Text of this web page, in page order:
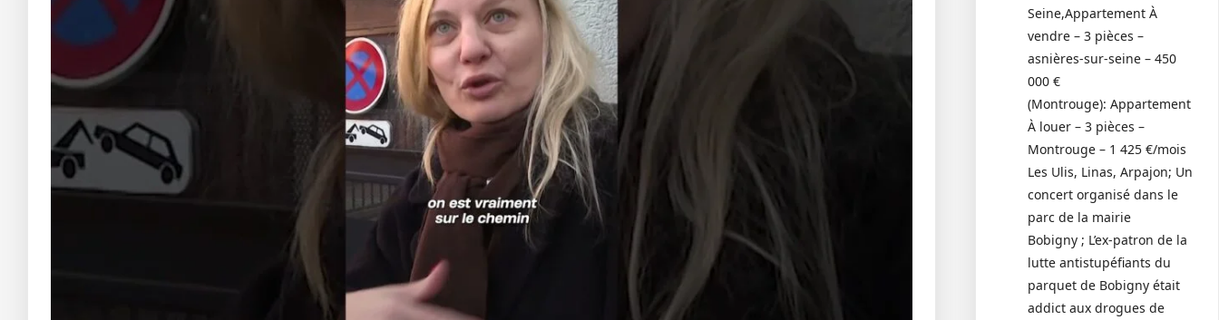
Seine,Appartement À
vendre – 3 pièces –
asnières-sur-seine – 450
000 €
(Montrouge): Appartement
À louer – 3 pièces –
Montrouge – 1 425 €/mois
Les Ulis, Linas, Arpajon; Un
concert organisé dans le
parc de la mairie
Bobigny ; L’ex-patron de la
lutte antistupéfiants du
parquet de Bobigny était
addict aux drogues de